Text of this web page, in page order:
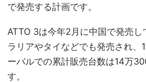
で発売する計画です。
ATTO 3は今年2月に中国で発売し
ラリアやタイなどでも発売され、
ーバルでの累計販売台数は14万
す。